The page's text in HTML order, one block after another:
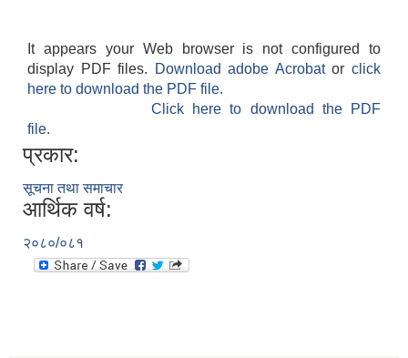
It appears your Web browser is not configured to
display PDF files.
Download adobe Acrobatorclick
here to download the PDF file.
Click here to download the PDF
file.
प्रकार:
सूचना तथा समाचार
आर्थिक वर्ष:
२०८०/०८१